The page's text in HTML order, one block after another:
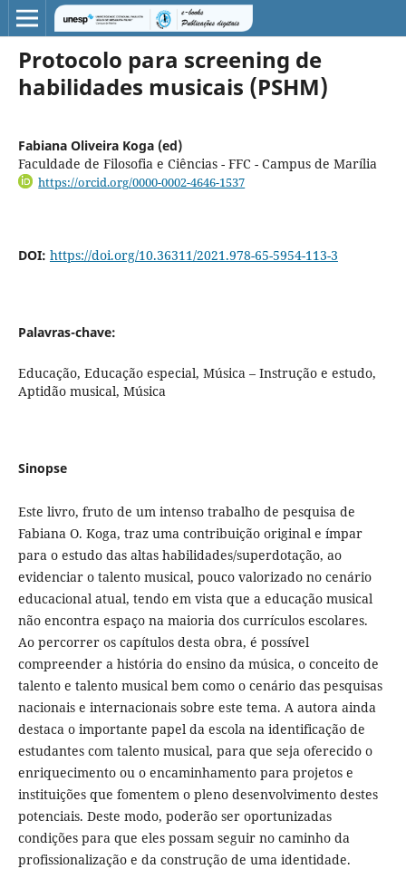
Protocolo para screening de
habilidades musicais (PSHM)
Fabiana Oliveira Koga (ed)
Faculdade de Filosofia e Ciências - FFC - Campus de Marília
https://orcid.org/0000-0002-4646-1537
DOI: https://doi.org/10.36311/2021.978-65-5954-113-3
Palavras-chave:
Educação, Educação especial, Música – Instrução e estudo,
Aptidão musical, Música
Sinopse
Este livro, fruto de um intenso trabalho de pesquisa de
Fabiana O. Koga, traz uma contribuição original e ímpar
para o estudo das altas habilidades/superdotação, ao
evidenciar o talento musical, pouco valorizado no cenário
educacional atual, tendo em vista que a educação musical
não encontra espaço na maioria dos currículos escolares.
Ao percorrer os capítulos desta obra, é possível
compreender a história do ensino da música, o conceito de
talento e talento musical bem como o cenário das pesquisas
nacionais e internacionais sobre este tema. A autora ainda
destaca o importante papel da escola na identificação de
estudantes com talento musical, para que seja oferecido o
enriquecimento ou o encaminhamento para projetos e
instituições que fomentem o pleno desenvolvimento destes
potenciais. Deste modo, poderão ser oportunizadas
condições para que eles possam seguir no caminho da
profissionalização e da construção de uma identidade.